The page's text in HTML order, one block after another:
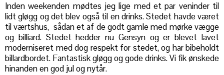
Inden weekenden mødtes jeg lige med et par veninder til
lidt gløgg og det blev også til en drinks. Stedet havde været
til værtshus, sådan et af de godt gamle med mørke vægge
og billiard. Stedet hedder nu Gensyn og er blevet lavet
moderniseret med dog respekt for stedet, og har bibeholdt
billardbordet. Fantastisk gløgg og gode drinks. Vi fik ønskede
hinanden en god jul og nytår.